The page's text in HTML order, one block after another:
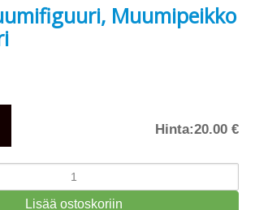
Muumipeikko
Hinta:20.00 €